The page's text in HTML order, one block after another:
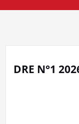
DRE N°1